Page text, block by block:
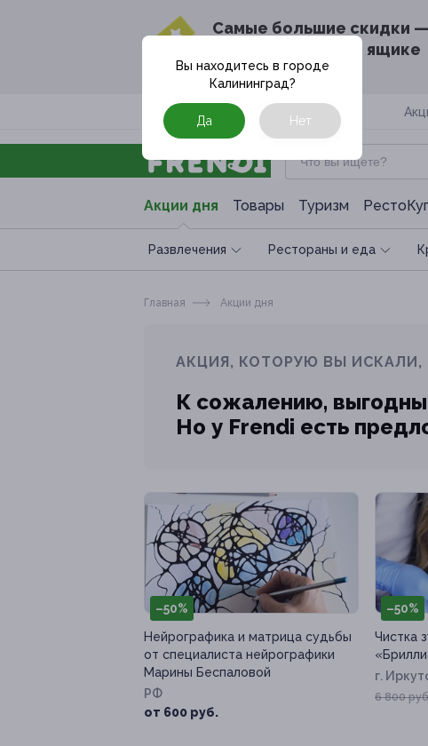
Cамые большие скидки —
в твоём почтовом ящике
Москва
Акции дня Товары Туризм
Развлечения Рестораны и еда
Вы находитесь в городе
Калининград?
Да Нет
Главная Акции дня
АКЦИЯ, КОТОРУЮ ВЫ ИСКАЛИ,
К сожалению,
Но у Frendi есть
–50%
Нейрографика и матрица судьбы
от специалиста нейрографики
Марины Беспаловой
РФ
от 600 руб.
–50%
Чистка
г.
79
6 800